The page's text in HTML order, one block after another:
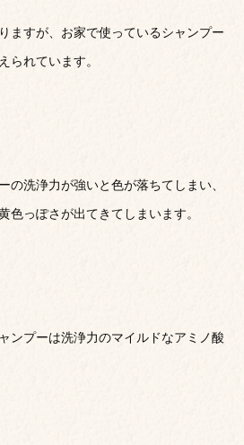
ますが、お家で使っているシャンプー
られています。
の洗浄力が強いと色が落ちてしまい、
色っぽさが出てきてしまいます。
ンプーは洗浄力のマイルドなアミノ酸